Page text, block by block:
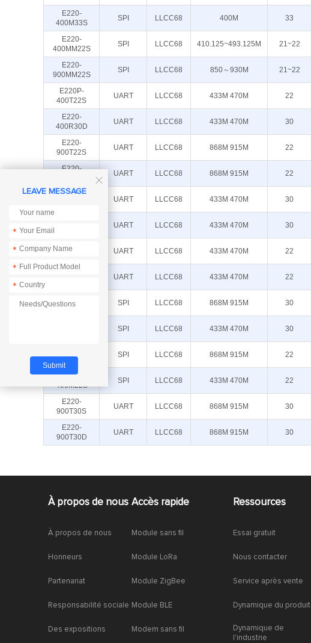
E220-
400M33S
SPI LLCC68 400M 33
E220-
400MM22S
SPI LLCC68 410.125~493.125M 21~22
E220-
900MM22S
SPI LLCC68 850～930M 21~22
E220P-
400T22S
UART LLCC68 433M 470M 22
E220-
400R30D
UART LLCC68 433M 470M 30
E220-
900T22S
UART LLCC68 868M 915M 22
E220-
UART LLCC68 868M 915M 22
E220-
UART LLCC68 433M 470M 30
UART LLCC68 433M 470M 30
E220-
UART LLCC68 433M 470M 22
UART LLCC68 433M 470M 22
900M30S
SPI LLCC68 868M 915M 30
SPI LLCC68 433M 470M 30
900M22S
SPI LLCC68 868M 915M 22
E220-
400M22S
SPI LLCC68 433M 470M 22
E220-
900T30S
UART LLCC68 868M 915M 30
E220-
900T30D
UART LLCC68 868M 915M 30
À propos de nous
À propos de nous
Honneurs
Partenariat
Responsabilité sociale
Des expositions
Accès rapide
Module sans fil
Module LoRa
Module ZigBee
Module BLE
Modem sans fil
Ressources
Essai gratuit
Nous contacter
Service après vente
Dynamique du produit
Dynamique de
l'industrie

LEAVE MESSAGE
*
*
*
*